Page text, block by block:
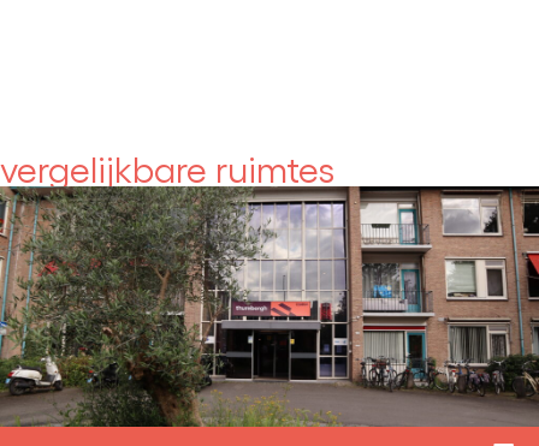
vergelijkbare ruimtes